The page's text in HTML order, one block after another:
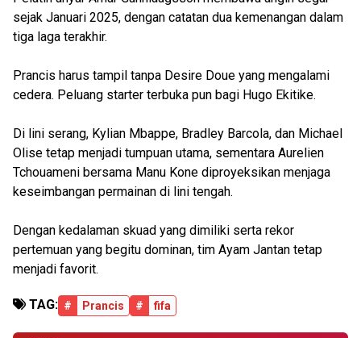
sejak Januari 2025, dengan catatan dua kemenangan dalam
tiga laga terakhir.
Prancis harus tampil tanpa Desire Doue yang mengalami
cedera. Peluang starter terbuka pun bagi Hugo Ekitike.
Di lini serang, Kylian Mbappe, Bradley Barcola, dan Michael
Olise tetap menjadi tumpuan utama, sementara Aurelien
Tchouameni bersama Manu Kone diproyeksikan menjaga
keseimbangan permainan di lini tengah.
Dengan kedalaman skuad yang dimiliki serta rekor
pertemuan yang begitu dominan, tim Ayam Jantan tetap
menjadi favorit.
TAG: # Prancis # fifa